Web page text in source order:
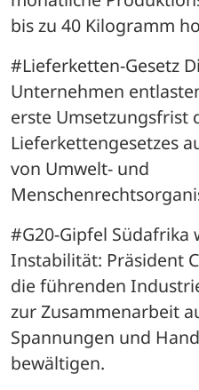
bis zu 40 Kilogramm
#Lieferketten-Gesetz
Unternehmen
erste Umsetzungsfrist
Lieferkettengesetzes
von Umwelt- und
#G20-Gipfel
Instabilität: Präsident
die führenden
zur Zusammenarbeit
Spannungen und
bewältigen.